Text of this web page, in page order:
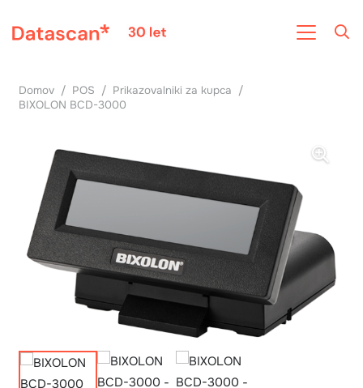
Domov / POS / Prikazovalniki za kupca /
BIXOLON BCD-3000